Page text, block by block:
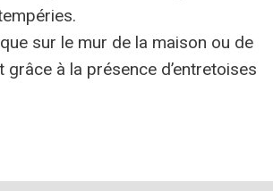
sur le mur de la maison ou de
grâce à la présence d’entretoises